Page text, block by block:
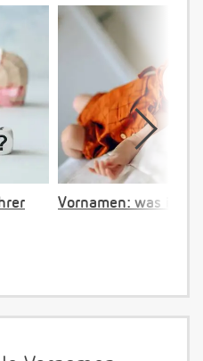
Vornamen: was ist